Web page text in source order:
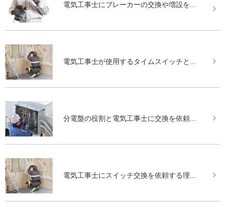
電気工事士にブレーカーの交換や増設を...
電気工事士が使用するタイムスイッチと...
分電盤の役割と電気工事士に交換を依頼...
電気工事士にスイッチ交換を依頼する理...